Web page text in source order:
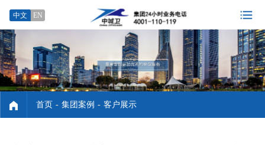
中文 EN
首页 - 集团案例 - 客户展示